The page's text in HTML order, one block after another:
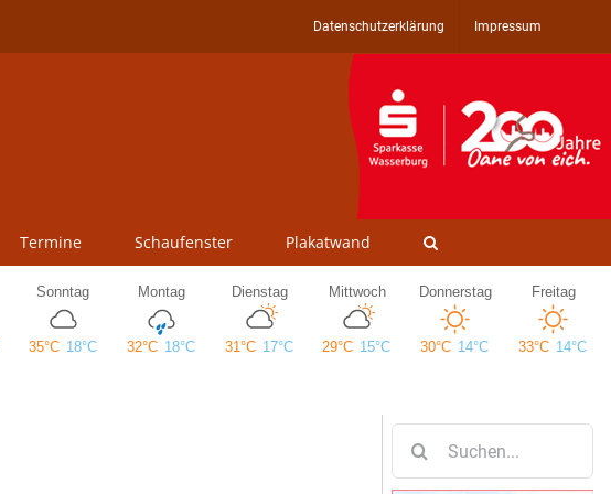
Datenschutzerklärung Impressum
Termine Schaufenster Plakatwand
nach: